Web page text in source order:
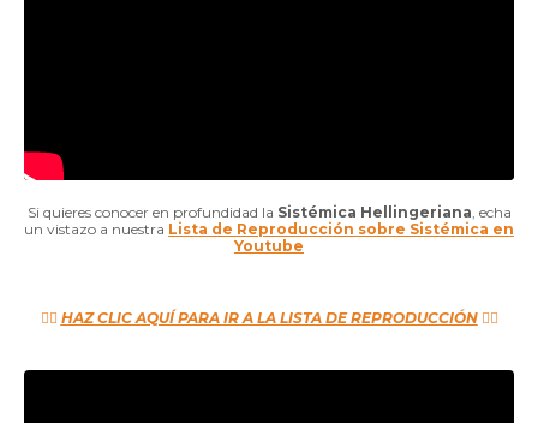
Si quieres conocer en profundidad la Sistémica Hellingeriana , echa
un vistazo a nuestra Lista de Reproducción sobre Sistémica en
Youtube
👉🏼 HAZ CLIC AQUÍ PARA IR A LA LISTA DE REPRODUCCIÓN👈🏼